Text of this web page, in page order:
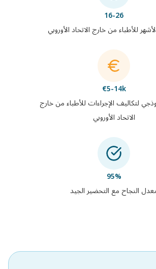
16-26
للأطباء من خارج الاتحاد الأوروبي
€5-14k
لتكاليف الإجراءات للأطباء من خارج
الاتحاد الأوروبي
95%
النجاح مع التحضير الجيد